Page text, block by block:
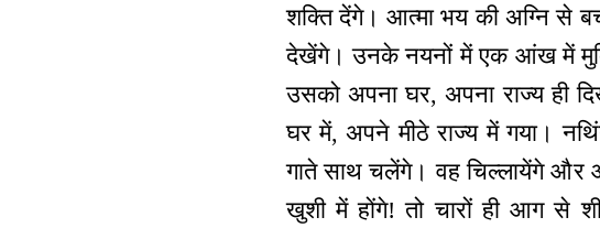
शक्ति देंगे। आत्मा भय की अग्नि से
देखेंगे। उनके नयनों में एक आंख में
उसको अपना घर, अपना राज्य ही
घर में, अपने मीठे राज्य में गया।
गाते साथ चलेंगे। वह चिल्लायेंगे और
खुशी में होंगे! तो चारों ही आग से